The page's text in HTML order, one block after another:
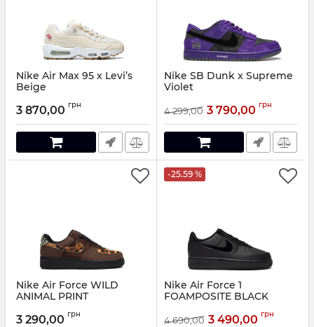
Nike Air Max 95 x Levi’s
Beige
3 870,00 грн
Nike SB Dunk x Supreme
Violet
4 299,00 3 790,00 грн
Nike Air Force WILD
ANIMAL PRINT
3 290,00 грн
-25.59 %
Nike Air Force 1
FOAMPOSITE BLACK
4 690,00 3 490,00 грн